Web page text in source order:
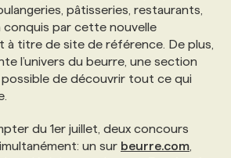
pâtisseries, restaurants,
conquis par cette nouvelle
à titre de site de référence. De plus,
l’univers du beurre, une section
de découvrir tout ce qui
du 1er juillet, deux concours
un sur beurre.com